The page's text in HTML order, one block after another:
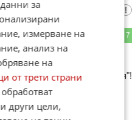
7
че Партията загива или е
и ще може да
за развитие на България"!
от социалисти, но не
да я наложи. Тя изпадна в
за
измерване на
анализ на
на
от трети страни
други цели,